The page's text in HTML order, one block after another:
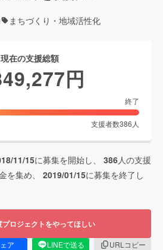
まちづくり・地域活性化
現在の支援総額
円
終了
支援者数386 人
11/15に募集を開始し、 386人の支援
を集め、 2019/01/15に募集を終了し
プロジェクトをやってほしい
ア LINEで送る
URLコピー